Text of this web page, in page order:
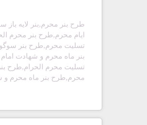
طرح بنر محرم,بنر لایه باز
ایام محرم,طرح بنر محرم
تسلیت محرم,طرح بنر
بنر ماه محرم و شهادت
تسلیت محرم الحرام,طرح
محرم,طرح بنر ماه محرم و